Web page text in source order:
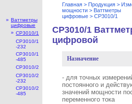
» Ваттметры
цифровые
» СР3010/1
СР3010/1
-232
СР3010/1
-485
СР3010/2
СР3010/2
-232
СР3010/2
-485
Главная > Продукция >
мощности > Ваттметры
цифровые > СР3010/1
СР3010/1
цифровой
Назначение
- для точных
постоянного и
значений мощности
переменного тока